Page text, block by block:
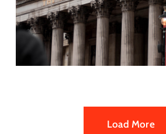
Goverment
Museum of New york
Load More